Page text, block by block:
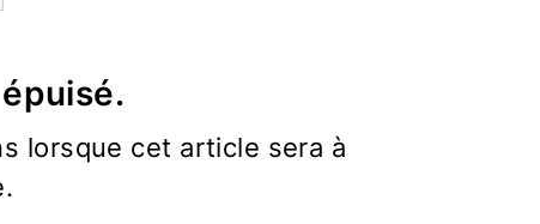
lorsque cet article sera à